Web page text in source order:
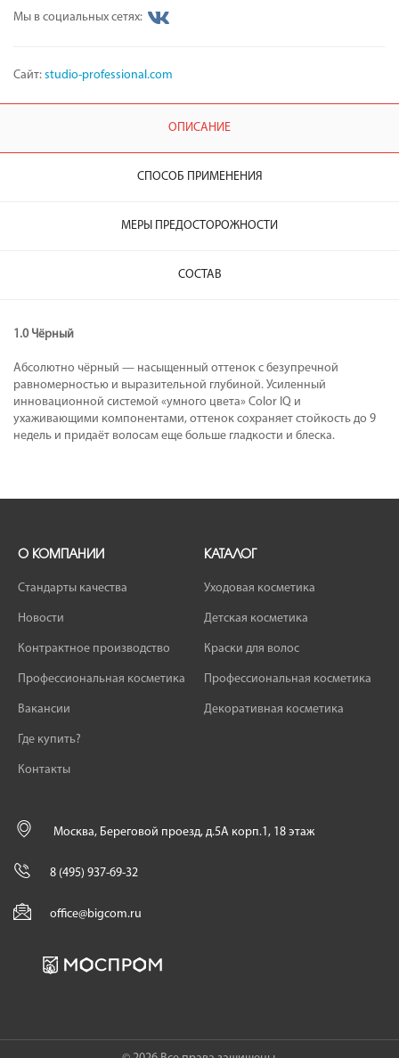
Мы в социальных сетях:
Сайт: studio-professional.com
ОПИСАНИЕ
СПОСОБ ПРИМЕНЕНИЯ
МЕРЫ ПРЕДОСТОРОЖНОСТИ
СОСТАВ
1.0 Чёрный
Абсолютно чёрный — насыщенный оттенок с безупречной
равномерностью и выразительной глубиной. Усиленный
инновационной системой «умного цвета» Color IQ и
ухаживающими компонентами, оттенок сохраняет стойкость до 9
недель и придаёт волосам еще больше гладкости и блеска.
О КОМПАНИИ
Стандарты качества
Новости
Контрактное производство
Профессиональная косметика
Вакансии
Где купить?
Контакты
КАТАЛОГ
Уходовая косметика
Детская косметика
Краски для волос
Профессиональная косметика
Декоративная косметика
Москва, Береговой проезд, д.5А корп.1, 18 этаж
8 (495) 937-69-32
office@bigcom.ru